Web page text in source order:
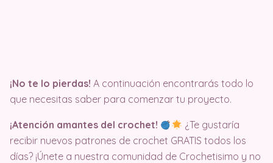
¡No te lo pierdas! A continuación encontrarás todo lo
que necesitas saber para comenzar tu proyecto.
¡Atención amantes del crochet!
¿Te gustaría
recibir nuevos patrones de crochet GRATIS todos los
días? ¡Únete a nuestra comunidad de Crochetisimo y no